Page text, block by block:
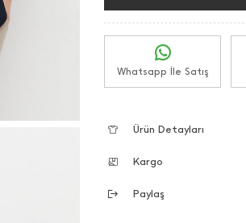
Whatsapp İle Satış
Ürün Detayları
Kargo
Paylaş